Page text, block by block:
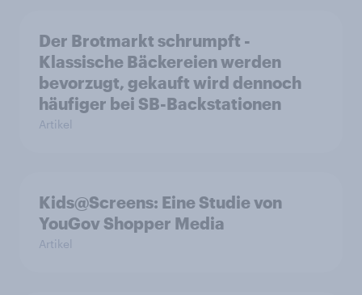
Der Brotmarkt schrumpft -
Klassische Bäckereien werden
bevorzugt, gekauft wird dennoch
häufiger bei SB-Backstationen
Artikel
Kids@Screens: Eine Studie von
YouGov Shopper Media
Artikel